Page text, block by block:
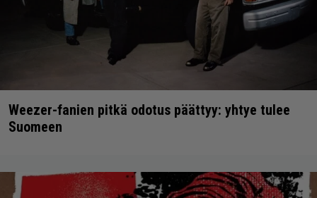
Weezer-fanien pitkä odotus päättyy: yhtye tulee
Suomeen